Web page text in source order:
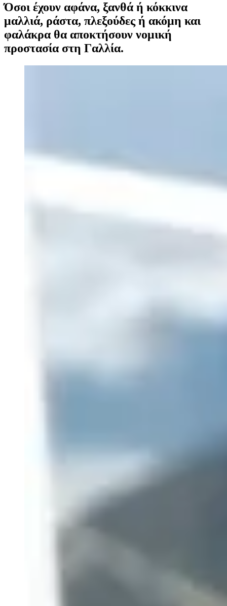
Όσοι έχουν αφάνα, ξανθά ή κόκκινα
μαλλιά, ράστα, πλεξούδες ή ακόμη και
φαλάκρα θα αποκτήσουν νομική
προστασία στη Γαλλία.